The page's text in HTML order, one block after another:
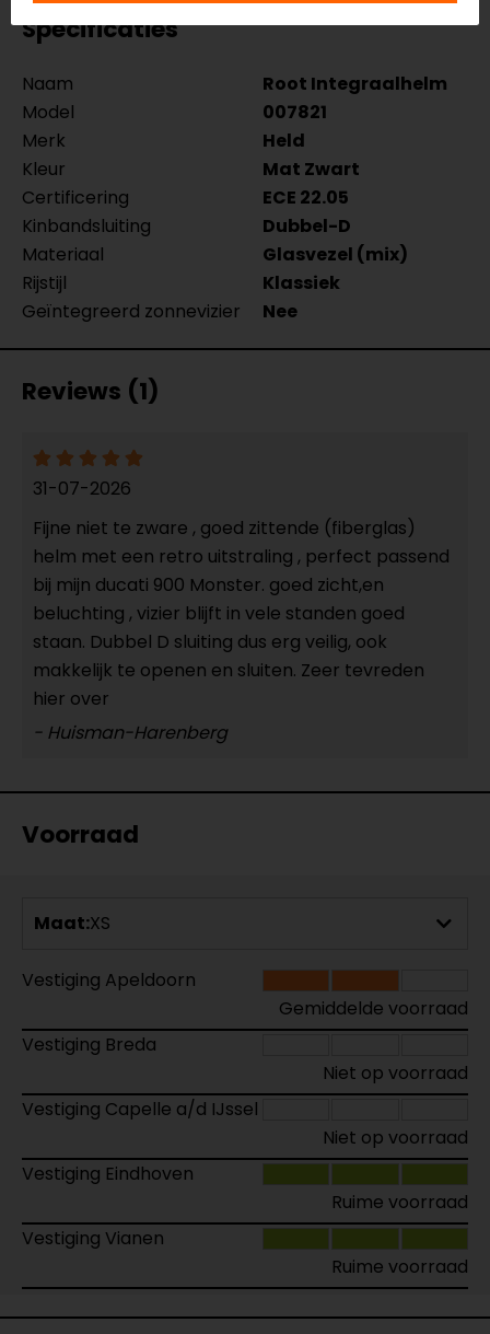
Specificaties
Naam
Root Integraalhelm
Model
007821
Merk
Held
Kleur
Mat Zwart
Certificering
ECE 22.05
Kinbandsluiting
Dubbel-D
Materiaal
Glasvezel (mix)
Rijstijl
Klassiek
Geïntegreerd zonnevizier
Nee
Reviews (1)
31-07-2026
Fijne niet te zware , goed zittende (fiberglas)
helm met een retro uitstraling , perfect passend
bij mijn ducati 900 Monster. goed zicht,en
beluchting , vizier blijft in vele standen goed
staan. Dubbel D sluiting dus erg veilig, ook
makkelijk te openen en sluiten. Zeer tevreden
hier over
- Huisman-Harenberg
Voorraad
Maat:XS
Vestiging Apeldoorn
Gemiddelde voorraad
Vestiging Breda
Niet op voorraad
Vestiging Capelle a/d IJssel
Niet op voorraad
Vestiging Eindhoven
Ruime voorraad
Vestiging Vianen
Ruime voorraad